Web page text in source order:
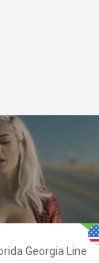
Georgia Line